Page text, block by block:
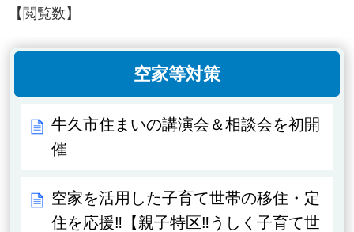
【閲覧数】
空家等対策
牛久市住まいの講演会＆相談会を初開
催
空家を活用した子育て世帯の移住・定
住を応援‼【親子特区‼うしく子育て世